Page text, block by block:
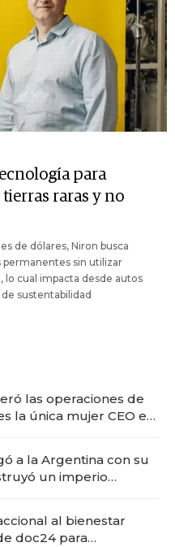
para
raras y no
de dólares, Niron busca
sin utilizar
lo cual impacta desde autos
sustentabilidad
las operaciones de
la única mujer CEO en
a la Argentina con su
un imperio
al bienestar
doc24 para